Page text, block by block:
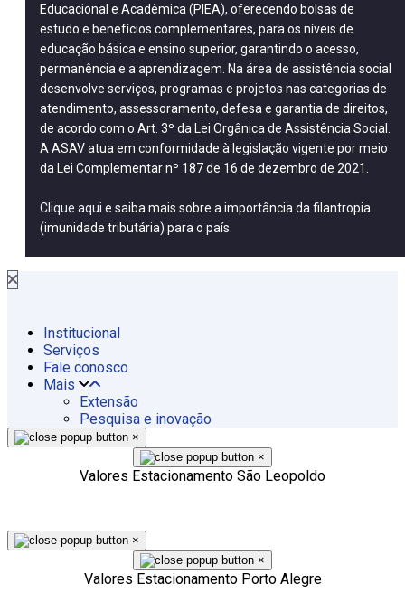
Educacional e Acadêmica (PIEA), oferecendo bolsas de
estudo e benefícios complementares, para os níveis de
educação básica e ensino superior, garantindo o acesso,
permanência e a aprendizagem. Na área de assistência social
desenvolve serviços, programas e projetos nas categorias de
atendimento, assessoramento, defesa e garantia de direitos,
de acordo com o Art. 3º da Lei Orgânica de Assistência Social.
A ASAV atua em conformidade à legislação vigente por meio
da Lei Complementar nº 187 de 16 de dezembro de 2021.
Clique aqui e saiba mais sobre a importância da filantropia
(imunidade tributária) para o país.
Institucional
Serviços
Fale conosco
Mais
Extensão
Pesquisa e inovação
×
×
Valores Estacionamento São Leopoldo
×
×
Valores Estacionamento Porto Alegre